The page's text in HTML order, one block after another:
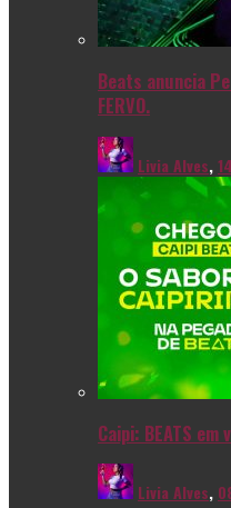
Beats anuncia
FERVO.
Livia Alves,
Caipi: BEATS
Livia Alves,